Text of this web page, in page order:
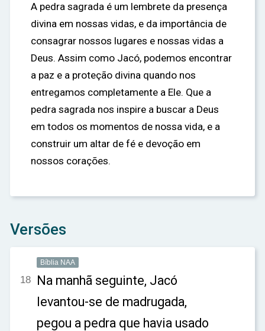
A pedra sagrada é um lembrete da presença
divina em nossas vidas, e da importância de
consagrar nossos lugares e nossas vidas a
Deus. Assim como Jacó, podemos encontrar
a paz e a proteção divina quando nos
entregamos completamente a Ele. Que a
pedra sagrada nos inspire a buscar a Deus
em todos os momentos de nossa vida, e a
construir um altar de fé e devoção em
nossos corações.
Versões
Bíblia NAA
18 Na manhã seguinte, Jacó
levantou-se de madrugada,
pegou a pedra que havia usado